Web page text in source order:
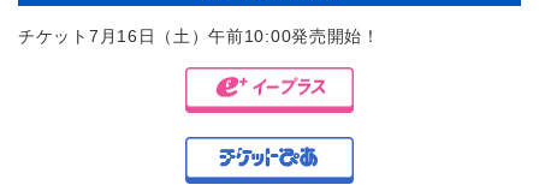
チケット7月16日（土）午前10:00発売開始！